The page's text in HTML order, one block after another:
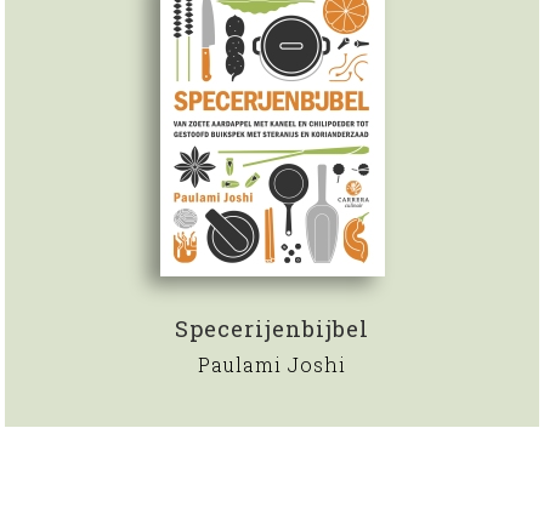
Specerijenbijbel
Paulami Joshi